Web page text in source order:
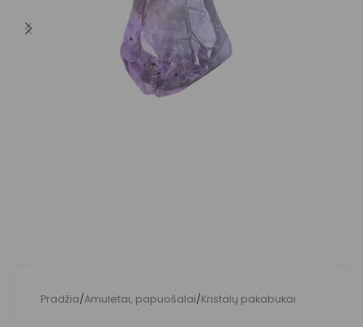
Pradžia/Amuletai, papuošalai/Kristalų pakabukai